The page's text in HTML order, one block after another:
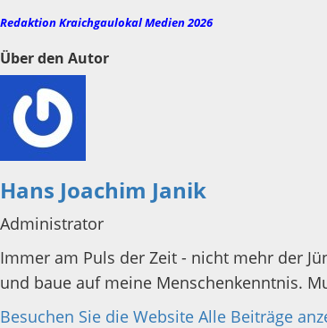
Redaktion Kraichgaulokal Medien 2026
Über den Autor
Hans Joachim Janik
Administrator
Immer am Puls der Zeit - nicht mehr der
und baue auf meine Menschenkenntnis.
Besuchen Sie die Website Alle Beiträge